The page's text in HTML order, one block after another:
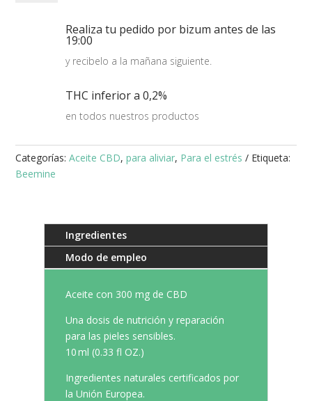
Realiza tu pedido por bizum antes de las
19:00
y recibelo a la mañana siguiente.
THC inferior a 0,2%
en todos nuestros productos
Categorías:Aceite CBD,para aliviar, Para el estrés
Etiqueta:
Beemine
Ingredientes
Modo de empleo
Aceite con 300 mg de CBD
Una dosis de nutrición y reparación
para las pieles sensibles.
10 ml (0.33 fl OZ.)
Ingredientes naturales certificados por
la Unión Europea.